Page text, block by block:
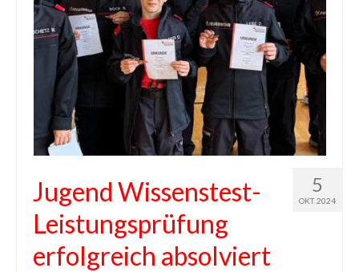
5
OKT. 2024
Jugend Wissenstest-
Leistungsprüfung
erfolgreich absolviert